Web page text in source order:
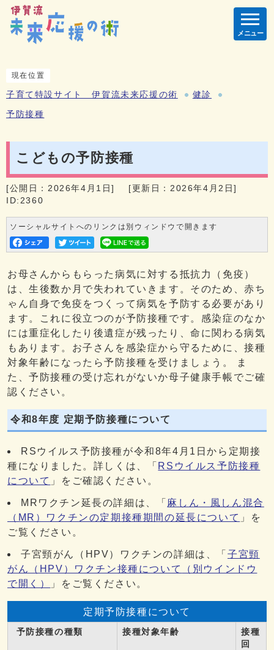
メニュー
現在位置
子育て特設サイト 伊賀流未来応援の術 健診
予防接種
こどもの予防接種
[公開日：2026年4月1日]
[更新日：2026年4月2日]
ID:2360
ソーシャルサイトへのリンクは別ウィンドウで開きます
お母さんからもらった病気に対する抵抗力（免疫）
は、生後数か月で失われていきます。そのため、赤ち
ゃん自身で免疫をつくって病気を予防する必要があり
ます。これに役立つのが予防接種です。感染症のなか
には重症化したり後遺症が残ったり、命に関わる病気
もあります。お子さんを感染症から守るために、接種
対象年齢になったら予防接種を受けましょう。 ま
た、予防接種の受け忘れがないか母子健康手帳でご確
認ください。
令和8年度 定期予防接種について
RSウイルス予防接種が令和8年4月1日から定期接
種になりました。詳しくは、「 RSウイルス予防接種
について 」をご確認ください。
MRワクチン延長の詳細は、「 麻しん・風しん混合
（MR）ワクチンの定期接種期間の延長について 」を
ご覧ください。
子宮頸がん（HPV）ワクチンの詳細は、「 子宮頸
がん（HPV）ワクチン接種について
（別ウインドウ
で開く）
」をご覧ください。
定期予防接種について
予防接種の種類 接種対象年齢
接種
回